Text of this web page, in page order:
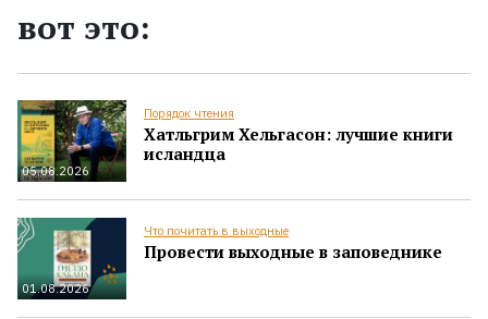
вот это:
05.08.2026
Порядок чтения
Хатльгрим Хельгасон: лучшие книги
исландца
01.08.2026
Что почитать в выходные
Провести выходные в заповеднике